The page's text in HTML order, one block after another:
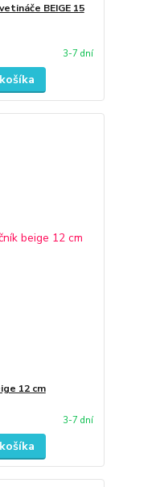
BEIGE 15
3-7 dní
12 cm
3-7 dní